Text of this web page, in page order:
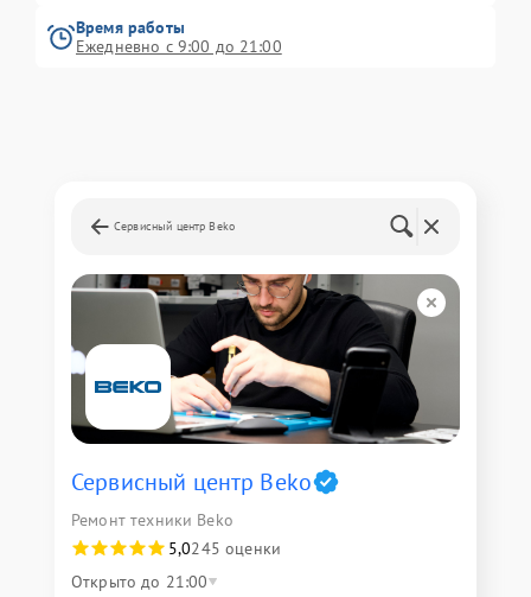
Время работы
Ежедневно с 9:00 до 21:00
Сервисный центр Beko
Сервисный центр Beko
Ремонт техники Beko
5,0245 оценки
Открыто до 21:00